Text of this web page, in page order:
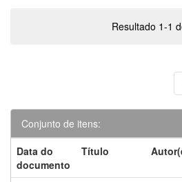
Resultado 1-1
Conjunto de itens:
Data do
documento
Título